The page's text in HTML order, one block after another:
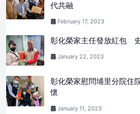
代共融
February 17, 2023
彰化榮家主任發放紅包
January 22, 2023
彰化榮家慰問埔里分院
懷
January 11, 2023